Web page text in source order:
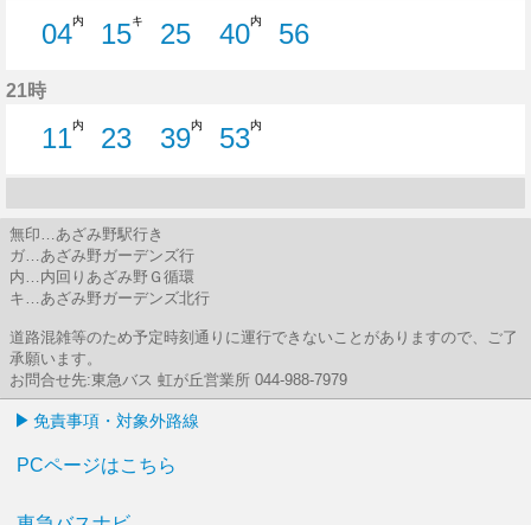
04内
15キ
25
40内
56
21時
11
11分はつ
内
23
23分はつ
39
39分はつ
内
53
53分はつ
内
無印…あざみ野駅行き
ガ…あざみ野ガーデンズ行
内…内回りあざみ野Ｇ循環
キ…あざみ野ガーデンズ北行
道路混雑等のため予定時刻通りに運行できないことがありますので、ご了
承願います。
お問合せ先:東急バス 虹が丘営業所 044-988-7979
免責事項・対象外路線
PCページはこちら